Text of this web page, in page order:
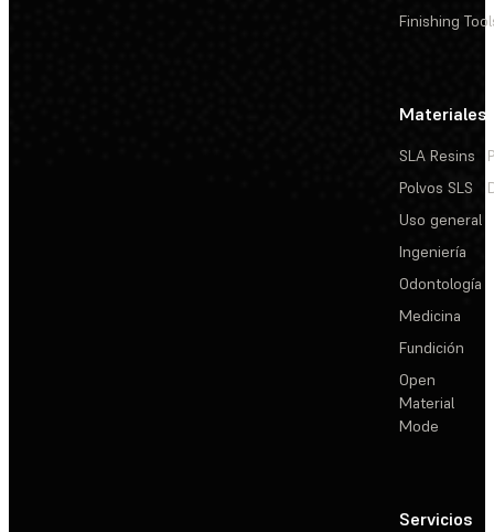
Finishing
Materiales
SLA Resins
Polvos SLS
Uso general
Ingeniería
Odontología
Medicina
Fundición
Open
Material
Mode
Servicios